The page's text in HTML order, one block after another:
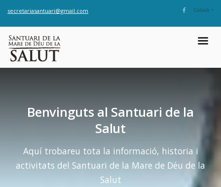
secretariasantuari@gmail.com Català
Benvinguts al Santuari de la
Salut
Aquí trobareu tota la informació, historia i
activitats del Santuari de la Mare de Déu de la
Salut